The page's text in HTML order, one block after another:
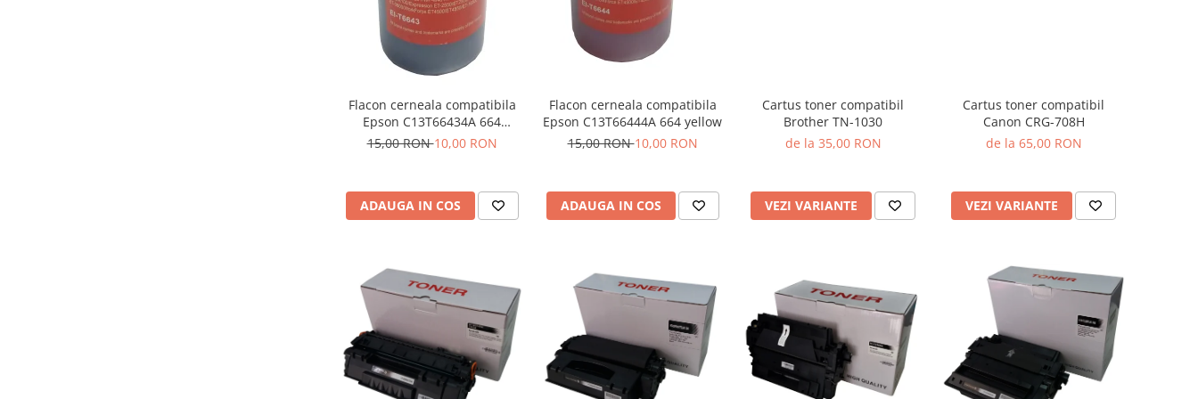
Flacon cerneala compatibila
Epson C13T66434A 664
magenta
15,00 RON10,00 RON
ADAUGA IN COS
Flacon cerneala compatibila
Epson C13T66444A 664 yellow
15,00 RON10,00 RON
ADAUGA IN COS
Cartus toner compatibil
Brother TN-1030
de la 35,00 RON
VEZI VARIANTE
Cartus toner compatibil
Canon CRG-708H
de la 65,00 RON
VEZI VARIANTE